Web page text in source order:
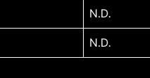
N.D.
N.D.